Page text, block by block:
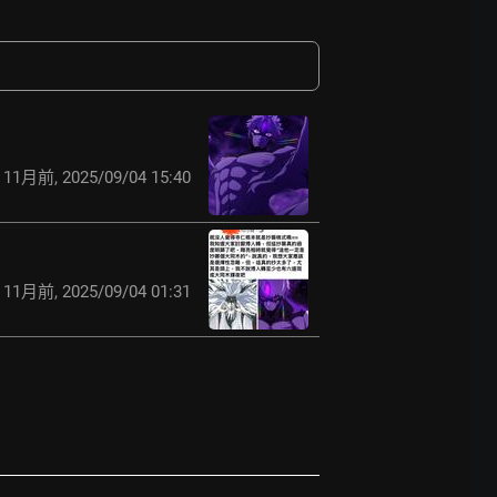
11月前, 2025/09/04 15:40
11月前, 2025/09/04 01:31